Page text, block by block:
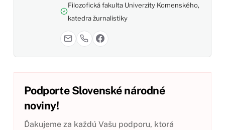
Filozofická fakulta Univerzity Komenského,
katedra žurnalistiky
Podporte Slovenské národné
noviny!
Ďakujeme za každú Vašu podporu, ktorá